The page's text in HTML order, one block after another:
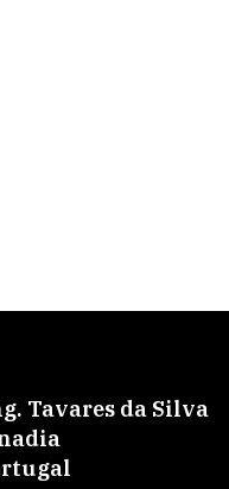
Tavares da Silva